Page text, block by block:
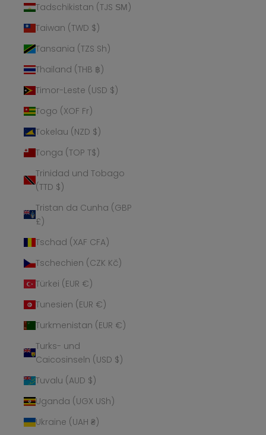
Tadschikistan (TJS ЅМ)
Taiwan (TWD $)
Tansania (TZS Sh)
Thailand (THB ฿)
Timor-Leste (USD $)
Togo (XOF Fr)
Tokelau (NZD $)
Tonga (TOP T$)
Trinidad und Tobago
(TTD $)
Tristan da Cunha (GBP
£)
Tschad (XAF CFA)
Tschechien (CZK Kč)
Türkei (EUR €)
Tunesien (EUR €)
Turkmenistan (EUR €)
Turks- und
Caicosinseln (USD $)
Tuvalu (AUD $)
Uganda (UGX USh)
Ukraine (UAH ₴)